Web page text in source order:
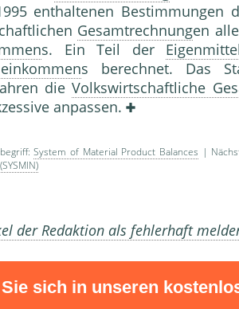
enthaltenen
Gesamtrechnungen
s. Ein Teil der
s berechnet. Das
dieVolkswirtschaftliche
anpassen.
System of Material Product Balances |
der Redaktion als fehlerhaft
sich in unseren